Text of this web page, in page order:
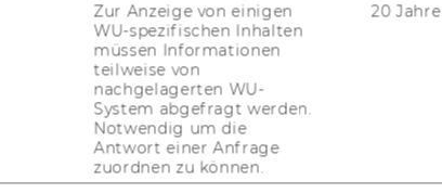
FORSCHUNG
FORSCHUNGSPORTAL
FORSCHENDE
IMPACT DER FORSCHUNG
Zur Anzeige von einigen
WU-spezifischen Inhalten
müssen Informationen
teilweise von
nachgelagerten WU-
System abgefragt werden.
Notwendig um die
Antwort einer Anfrage
zuordnen zu können.
20 Jahre